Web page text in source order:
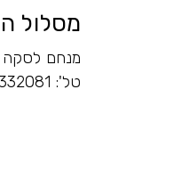
מסלול
מנחם לסקה # מורה דרך
טל': 03-5332081